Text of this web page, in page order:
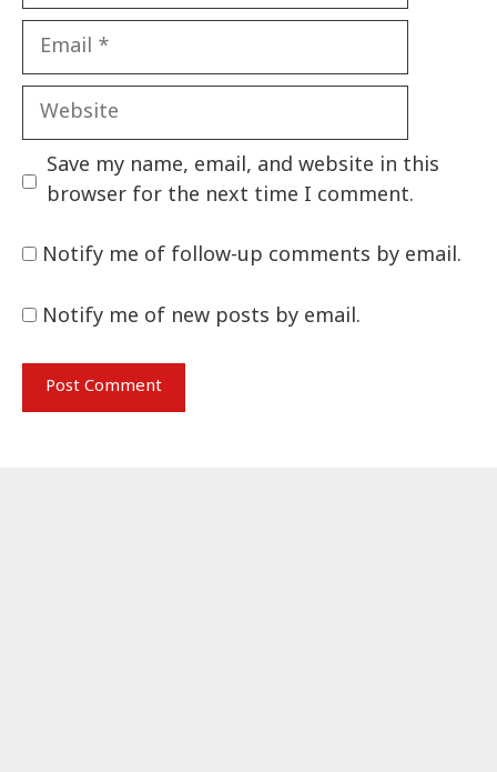
Email
Website
Save my name, email, and website in this
browser for the next time I comment.
Notify me of follow-up comments by email.
Notify me of new posts by email.